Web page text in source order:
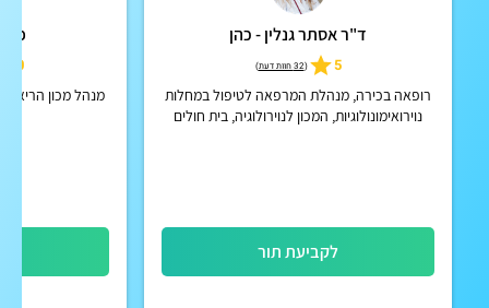
ד"ר אסתר גנלין - כהן
5
(32 חוות דעת )
רופאה בכירה, מנהלת המרפאה לטיפול במחלות
נוירואימונולוגיות, המכון לנוירולוגיה, בית חולים
לקביעת תור
5.0
מנהל מכון